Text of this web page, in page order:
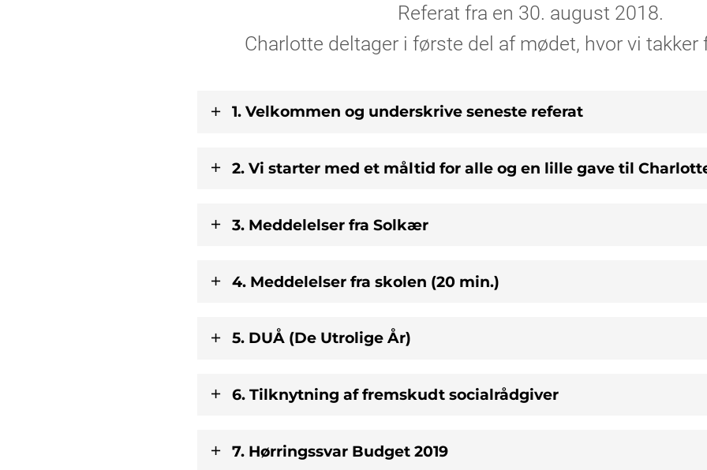
Referat fra en 30. august 2018.
Charlotte deltager i første del af mødet, hvor vi takker
1. Velkommen og underskrive seneste referat
2. Vi starter med et måltid for alle og en lille gave til
3. Meddelelser fra Solkær
4. Meddelelser fra skolen (20 min.)
5. DUÅ (De Utrolige År)
​6. Tilknytning af fremskudt socialrådgiver
​7. Hørringssvar Budget 2019